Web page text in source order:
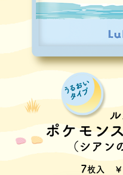
ポケモン
（シアン
7枚入 ¥